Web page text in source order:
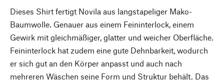
Dieses Shirt fertigt Novila aus langstapeliger Mako-
Baumwolle. Genauer aus einem Feininterlock, einem
Gewirk mit gleichmäßiger, glatter und weicher Oberfläche.
Feininterlock hat zudem eine gute Dehnbarkeit, wodurch
er sich gut an den Körper anpasst und auch nach
mehreren Wäschen seine Form und Struktur behält. Das